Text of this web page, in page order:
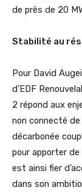
de près de 20
Stabilité au
Pour David
d’EDF
2 répond aux
non connecté
décarbonée
pour apporter de
est ainsi fier
dans son